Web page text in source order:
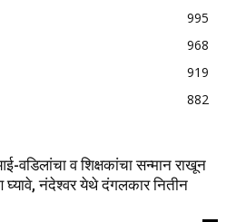
995
968
919
882
आई-वडिलांचा व शिक्षकांचा सन्मान राखून
घ्यावे, नंदेश्वर येथे दंगलकार नितीन